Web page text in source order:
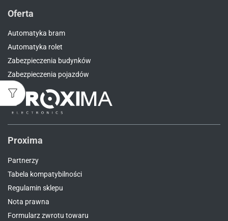
Oferta
Automatyka bram
Automatyka rolet
Zabezpieczenia budynków
Zabezpieczenia pojazdów
Proxima
Partnerzy
Tabela kompatybilności
Regulamin sklepu
Nota prawna
Formularz zwrotu towaru